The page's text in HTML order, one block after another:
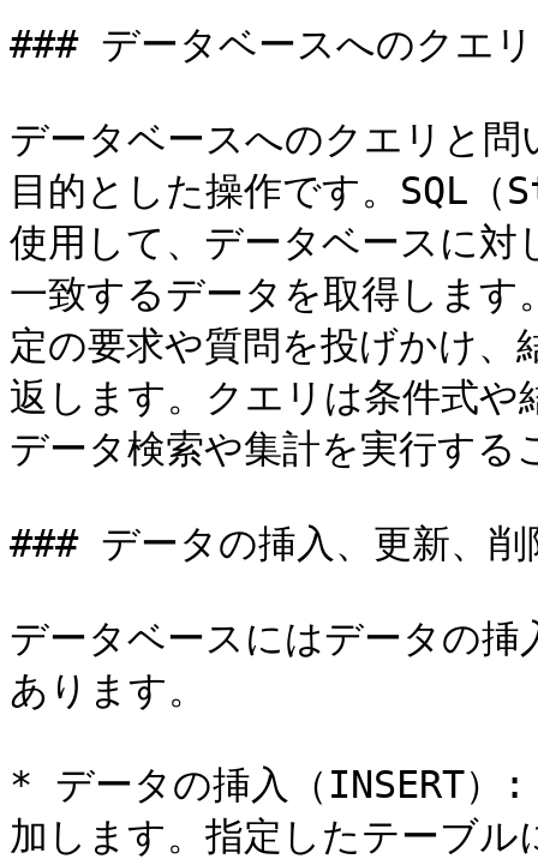
### データベースへのクエ
データベースへのクエリと
目的とした操作です。SQL
使用して、データベースに対
一致するデータを取得しま
定の要求や質問を投げかけ
返します。クエリは条件式
データ検索や集計を実行する
### データの挿入、更新、削
データベースにはデータの
あります。
* データの挿入（INSERT）
加します。指定したテーブ